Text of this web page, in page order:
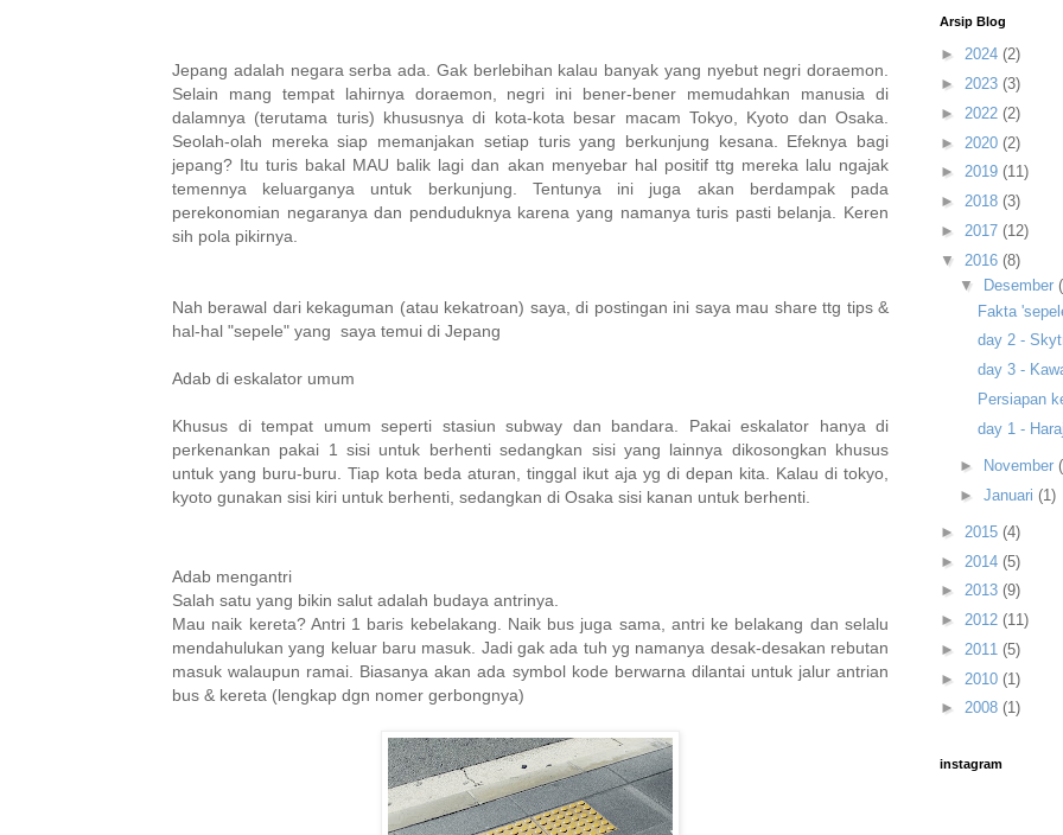
Jepang adalah negara serba ada. Gak berlebihan kalau banyak yang nyebut negri doraemon.
Selain mang tempat lahirnya doraemon, negri ini bener-bener memudahkan manusia di
dalamnya (terutama turis) khususnya di kota-kota besar macam Tokyo, Kyoto dan Osaka.
Seolah-olah mereka siap memanjakan setiap turis yang berkunjung kesana. Efeknya bagi
jepang? Itu turis bakal MAU balik lagi dan akan menyebar hal positif ttg mereka lalu ngajak
temennya keluarganya untuk berkunjung. Tentunya ini juga akan berdampak pada
perekonomian negaranya dan penduduknya karena yang namanya turis pasti belanja. Keren
sih pola pikirnya.
Nah berawal dari kekaguman (atau kekatroan) saya, di postingan ini saya mau share ttg tips &
hal-hal "sepele" yang saya temui di Jepang
Adab di eskalator umum
Khusus di tempat umum seperti stasiun subway dan bandara. Pakai eskalator hanya di
perkenankan pakai 1 sisi untuk berhenti sedangkan sisi yang lainnya dikosongkan khusus
untuk yang buru-buru. Tiap kota beda aturan, tinggal ikut aja yg di depan kita. Kalau di tokyo,
kyoto gunakan sisi kiri untuk berhenti, sedangkan di Osaka sisi kanan untuk berhenti.
Adab mengantri
Salah satu yang bikin salut adalah budaya antrinya.
Mau naik kereta? Antri 1 baris kebelakang. Naik bus juga sama, antri ke belakang dan selalu
mendahulukan yang keluar baru masuk. Jadi gak ada tuh yg namanya desak-desakan rebutan
masuk walaupun ramai. Biasanya akan ada symbol kode berwarna dilantai untuk jalur antrian
bus & kereta (lengkap dgn nomer gerbongnya)
Arsip Blog
► 2024 (2)
► 2023 (3)
► 2022 (2)
► 2020 (2)
► 2019 (11)
► 2018 (3)
► 2017 (12)
▼ 2016 (8)
▼
Desember
Fakta
day 2 -
day 3 -
Persiapan
day 1 -
► November
► Januari (1)
► 2015 (4)
► 2014 (5)
► 2013 (9)
► 2012 (11)
► 2011 (5)
► 2010 (1)
► 2008 (1)
instagram